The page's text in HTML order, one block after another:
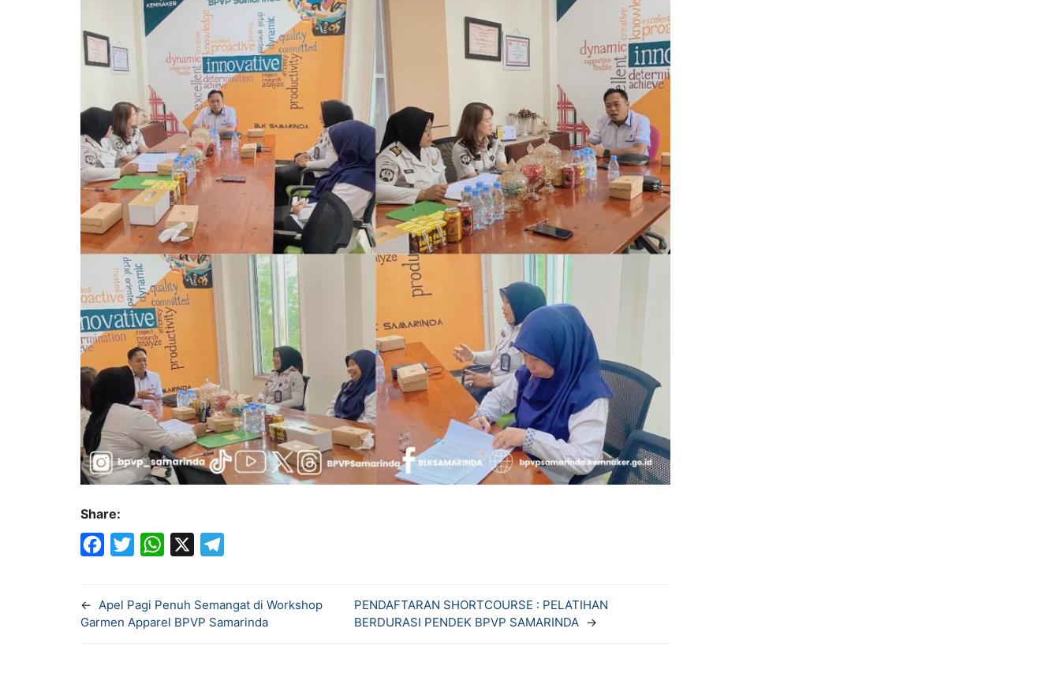
Share:
c
a
l
← Apel Pagi Penuh Semangat di Workshop
Garmen Apparel BPVP Samarinda
PENDAFTARAN SHORTCOURSE : PELATIHAN
BERDURASI PENDEK BPVP SAMARINDA →